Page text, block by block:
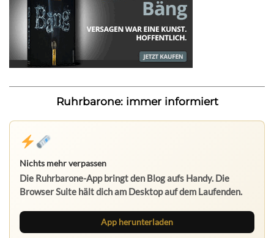
Ruhrbarone: immer informiert
Nichts mehr verpassen
Die Ruhrbarone-App bringt den Blog aufs Handy. Die
Browser Suite hält dich am Desktop auf dem Laufenden.
App herunterladen